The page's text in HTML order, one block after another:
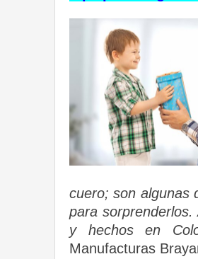
cuero; son algunas
para
y hechos en
Manufacturas